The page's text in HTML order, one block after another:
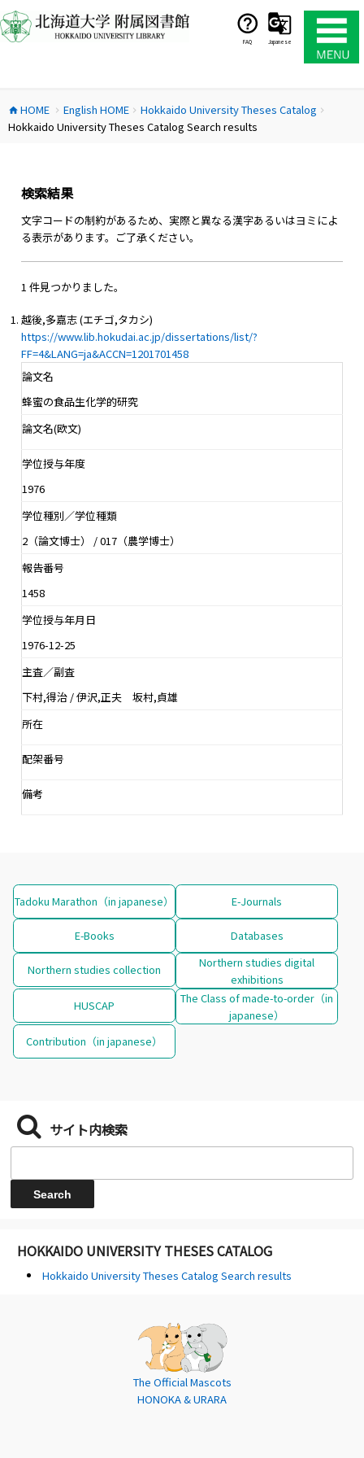
ン
テ
ス
キ
FAQ Japanese
home HOME chevron_right English HOMEchevron_right Hokkaido University Theses Catalog chevron_right
Hokkaido University Theses Catalog Search results
検索結果
文字コードの制約があるため、実際と異なる漢字あるいはヨミによ
る表示があります。ご了承ください。
1 件見つかりました。
越後,多嘉志 (エチゴ,タカシ)
https://www.lib.hokudai.ac.jp/dissertations/list/?
FF=4&LANG=ja&ACCN=1201701458
論文名
蜂蜜の食品生化学的研究
論文名(欧文)
学位授与年度
1976
学位種別／学位種類
2（論文博士） / 017（農学博士）
報告番号
1458
学位授与年月日
1976-12-25
主査／副査
下村,得治 / 伊沢,正夫 坂村,貞雄
所在
配架番号
備考
Tadoku Marathon（in japanese） E-Journals
E-Books Databases
Northern studies collection
Northern studies digital
exhibitions
HUSCAP
The Class of made-to-order（in
japanese）
Contribution（in japanese）
サイト内検索
HOKKAIDO UNIVERSITY THESES CATALOG
Hokkaido University Theses Catalog Search results
The Official Mascots
HONOKA & URARA